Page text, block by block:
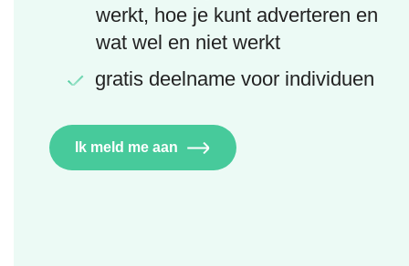
werkt, hoe je kunt adverteren en
wat wel en niet werkt
gratis deelname voor individuen
Ik meld me aan